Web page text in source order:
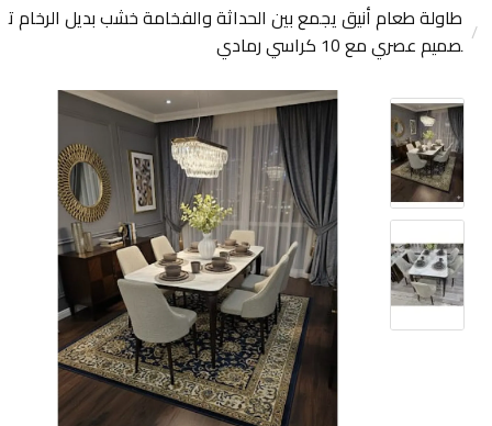
طاولة طعام أنيق يجمع بين الحداثة والفخامة خشب بديل الرخام ت
صميم عصري مع 10 كراسي رمادي